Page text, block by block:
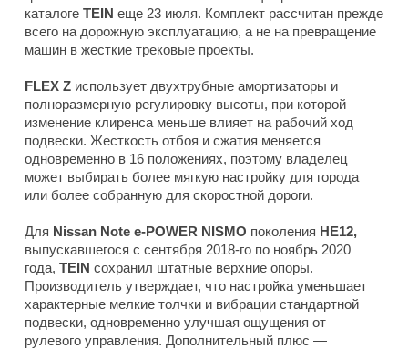
каталоге TEIN еще 23 июля. Комплект рассчитан прежде
всего на дорожную эксплуатацию, а не на превращение
машин в жесткие трековые проекты.
FLEX Z использует двухтрубные амортизаторы и
полноразмерную регулировку высоты, при которой
изменение клиренса меньше влияет на рабочий ход
подвески. Жесткость отбоя и сжатия меняется
одновременно в 16 положениях, поэтому владелец
может выбирать более мягкую настройку для города
или более собранную для скоростной дороги.
Для Nissan Note e-POWER NISMO поколения HE12,
выпускавшегося с сентября 2018-го по ноябрь 2020
года, TEIN сохранил штатные верхние опоры.
Производитель утверждает, что настройка уменьшает
характерные мелкие толчки и вибрации стандартной
подвески, одновременно улучшая ощущения от
рулевого управления. Дополнительный плюс —